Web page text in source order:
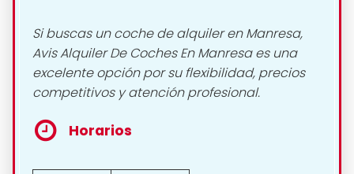
Si buscas un coche de alquiler en Manresa,
Avis Alquiler De Coches En Manresa es una
excelente opción por su flexibilidad, precios
competitivos y atención profesional.
Horarios